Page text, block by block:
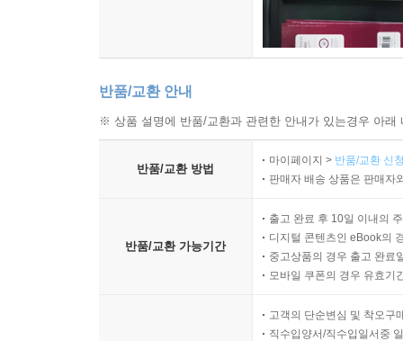
반품/교환 안내
※ 상품 설명에 반품/교환과 관련한 안내가 있는경우 아
반품/교환 방법
마이페이지 > 반품/교환 신
판매자 배송 상품은 판매자
반품/교환 가능기간
출고 완료 후 10일 이내의
디지털 콘텐츠인 eBook의
중고상품의 경우 출고 완료
모바일 쿠폰의 경우 유효기
고객의 단순변심 및 착오구
직수입양서/직수입일서중